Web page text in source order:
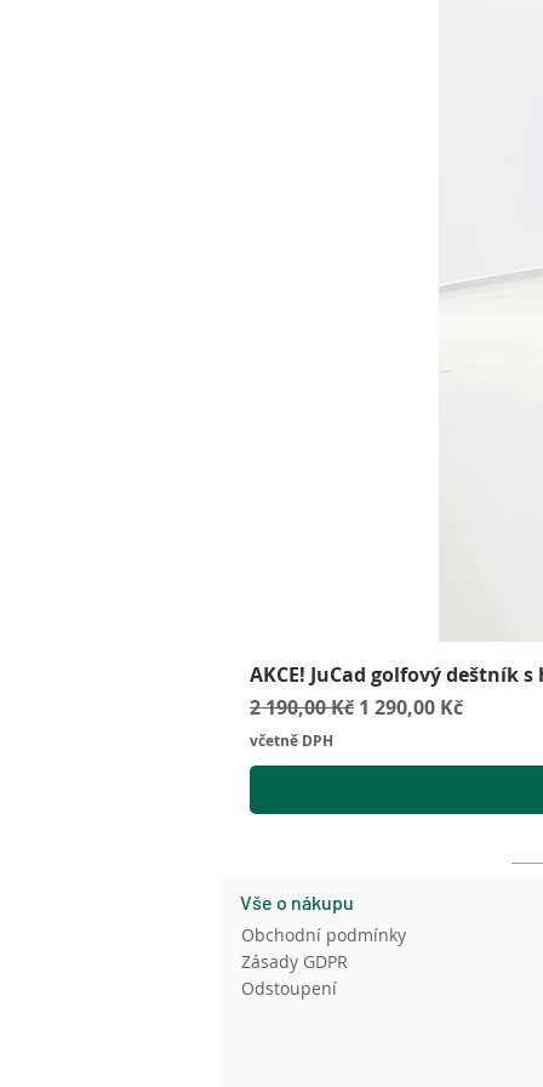
AKCE! JuCad golfový deštník
Běžná cena
2 190,00 Kč Zvýhodněná cena
1 290,00 Kč
včetně DPH
Vše o nákupu
Obchodní podmínky
Zásady GDPR
Odstoupení